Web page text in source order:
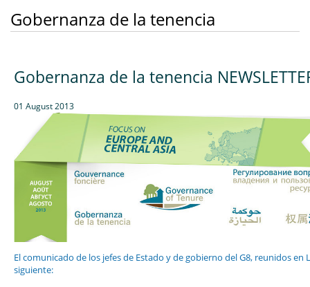
Gobernanza de la tenencia
Gobernanza de la tenencia
01 August 2013
El comunicado de los jefes de Estado y de gobierno del G8, reunidos
siguiente: